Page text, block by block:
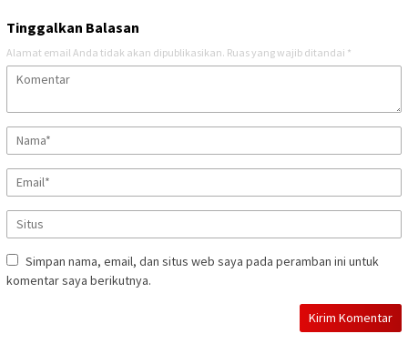
Tinggalkan Balasan
Alamat email Anda tidak akan dipublikasikan. Ruas yang wajib ditandai *
Simpan nama, email, dan situs web saya pada peramban ini untuk
komentar saya berikutnya.